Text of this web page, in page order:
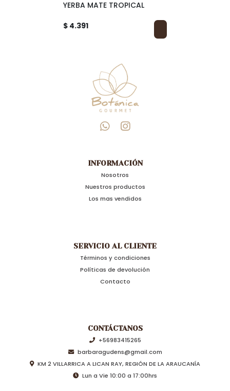
YERBA MATE TROPICAL
$ 4.391
INFORMACIÓN
Nosotros
Nuestros productos
Los mas vendidos
SERVICIO AL CLIENTE
Términos y condiciones
Políticas de devolución
Contacto
CONTÁCTANOS
+56983415265
barbaragudens@gmail.com
KM 2 VILLARRICA A LICAN RAY, REGIÓN DE LA ARAUCANÍA
Lun a Vie 10:00 a 17:00hrs